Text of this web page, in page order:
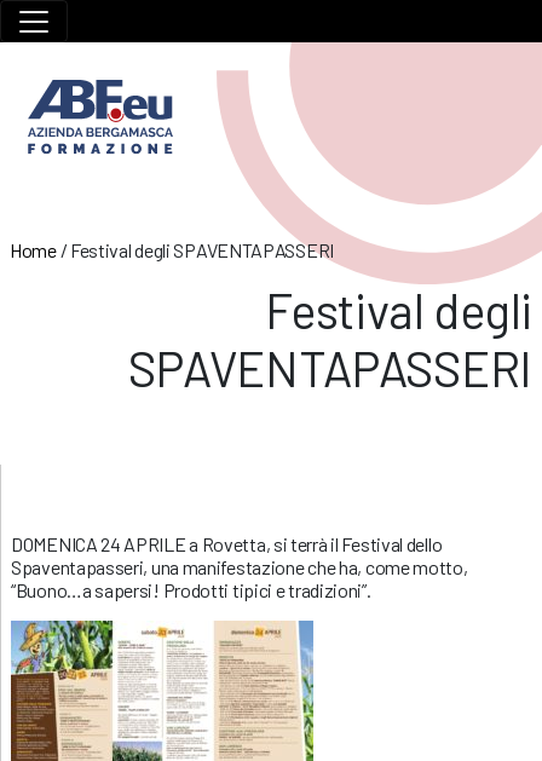
Home/ Festival degli SPAVENTAPASSERI
Festival degli
SPAVENTAPASSERI
DOMENICA 24 APRILE a Rovetta, si terrà il Festival dello
Spaventapasseri, una manifestazione che ha, come motto,
“Buono…a sapersi! Prodotti tipici e tradizioni”.